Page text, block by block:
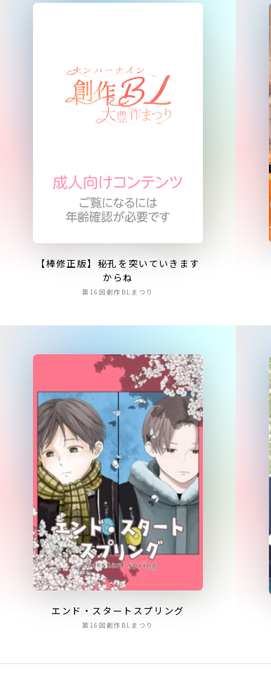
【棒修正版】秘孔を突いていきます
からね
第16回創作BLまつり
エンド・スタートスプリング
第16回創作BLまつり